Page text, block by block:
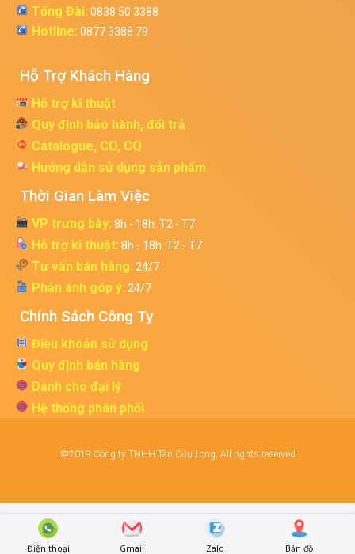
Tổng Đài: 0838 50 3388
Hotline: 0877 3388 79
Hỗ Trợ Khách Hàng
Hỗ trợ kĩ thuật
Quy định bảo hành, đổi trả
Catalogue, CO, CQ
Hướng dẫn sử dụng sản phẩm
Thời Gian Làm Việc
VP trưng bày: 8h - 18h. T2 - T7
Hỗ trợ kĩ thuật: 8h - 18h. T2 - T7
Tư vấn bán hàng: 24/7
Phản ánh góp ý: 24/7
Chính Sách Công Ty
Điều khoản sử dụng
Quy định bán hàng
Dành cho đại lý
Hệ thống phân phối
Điện thoại Gmail Zalo Bản đồ
©2019 Công ty TNHH Tân Cửu Long, All rights reserved